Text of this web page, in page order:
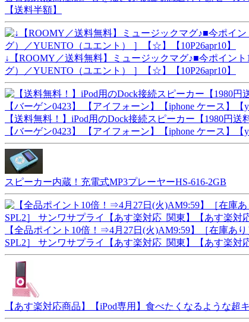
【送料半額】
↓【ROOMY／送料無料】ミュージックマグ♪■今ポイン
グ）／YUENTO（ユエント） ］【☆】【10P26apr10】
【送料無料！】iPod用のDock接続スピーカー【1980円送
【バーゲン0423】 【アイフォーン】【iphone ケース】【
スピーカー内蔵！充電式MP3プレーヤーHS-616-2GB
【全品ポイント10倍！⇒4月27日(火)AM9:59】［在庫あ
SPL2］ サンワサプライ【あす楽対応_関東】【あす楽対
【あす楽対応商品】【iPod専用】食べたくなるような超